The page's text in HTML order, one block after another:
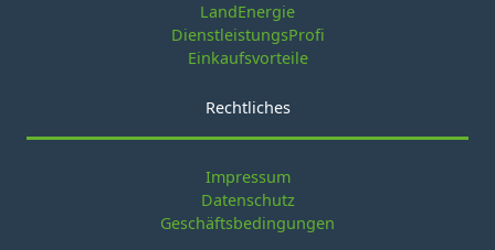
LandEnergie
DienstleistungsProfi
Einkaufsvorteile
Rechtliches
Impressum
Datenschutz
Geschäftsbedingungen